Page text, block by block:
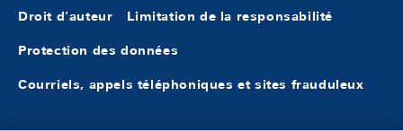
Droit d'auteur Limitation de la responsabilité
Protection des données
Courriels, appels téléphoniques et sites frauduleux